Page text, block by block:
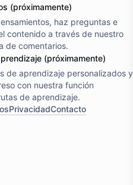
(próximamente)
haz preguntas e
contenido a través de nuestro
de comentarios.
(próximamente)
de aprendizaje personalizados y
con nuestra función
de aprendizaje.
PrivacidadContacto